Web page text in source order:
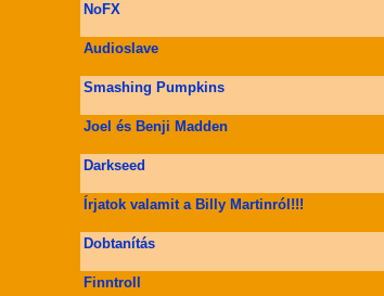
NoFX
Audioslave
Smashing Pumpkins
Joel és Benji Madden
Darkseed
Írjatok valamit a Billy Martinról!!!
Dobtanítás
Finntroll